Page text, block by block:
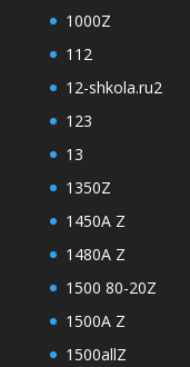
1000Z
112
12-shkola.ru2
123
13
1350Z
1450A Z
1480A Z
1500 80-20Z
1500A Z
1500allZ